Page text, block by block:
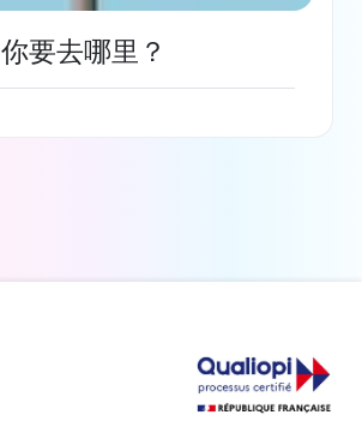
你要去哪里？